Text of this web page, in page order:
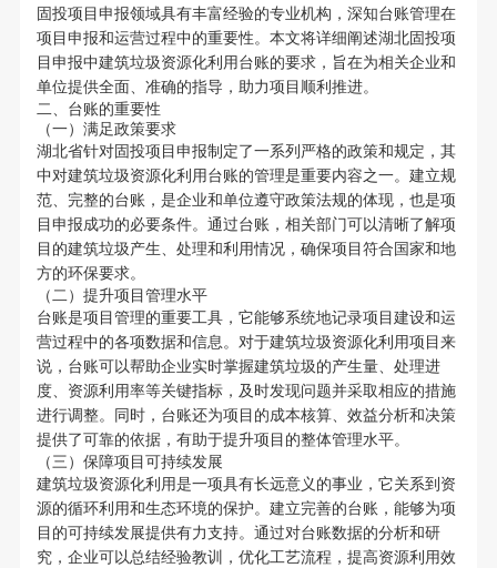
固投项目申报领域具有丰富经验的专业机构，深知台账管理在
项目申报和运营过程中的重要性。本文将详细阐述湖北固投项
目申报中建筑垃圾资源化利用台账的要求，旨在为相关企业和
单位提供全面、准确的指导，助力项目顺利推进。
二、台账的重要性
（一）满足政策要求
湖北省针对固投项目申报制定了一系列严格的政策和规定，其
中对建筑垃圾资源化利用台账的管理是重要内容之一。建立规
范、完整的台账，是企业和单位遵守政策法规的体现，也是项
目申报成功的必要条件。通过台账，相关部门可以清晰了解项
目的建筑垃圾产生、处理和利用情况，确保项目符合国家和地
方的环保要求。
（二）提升项目管理水平
台账是项目管理的重要工具，它能够系统地记录项目建设和运
营过程中的各项数据和信息。对于建筑垃圾资源化利用项目来
说，台账可以帮助企业实时掌握建筑垃圾的产生量、处理进
度、资源利用率等关键指标，及时发现问题并采取相应的措施
进行调整。同时，台账还为项目的成本核算、效益分析和决策
提供了可靠的依据，有助于提升项目的整体管理水平。
（三）保障项目可持续发展
建筑垃圾资源化利用是一项具有长远意义的事业，它关系到资
源的循环利用和生态环境的保护。建立完善的台账，能够为项
目的可持续发展提供有力支持。通过对台账数据的分析和研
究，企业可以总结经验教训，优化工艺流程，提高资源利用效